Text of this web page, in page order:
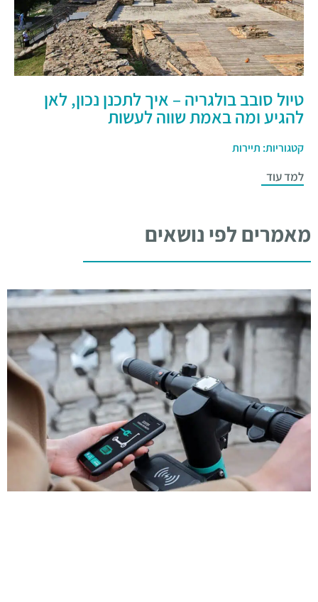
טיול סובב בולגריה – איך לתכנן נכון, לאן
להגיע ומה באמת שווה לעשות
קטגוריות: תיירות
למד עוד
מאמרים לפי נושאים